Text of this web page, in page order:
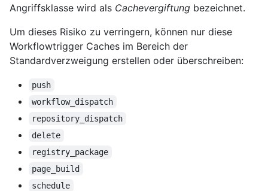
Angriffsklasse wird als Cachevergiftung bezeichnet.
Um dieses Risiko zu verringern, können nur diese
Workflowtrigger Caches im Bereich der
Standardverzweigung erstellen oder überschreiben:
push
workflow_dispatch
repository_dispatch
delete
registry_package
page_build
schedule